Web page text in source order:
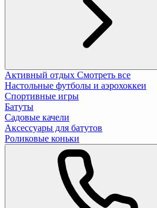
Активный отдых Смотреть все
Настольные футболы и аэрохоккеи
Спортивные игры
Батуты
Садовые качели
Аксессуары для батутов
Роликовые коньки